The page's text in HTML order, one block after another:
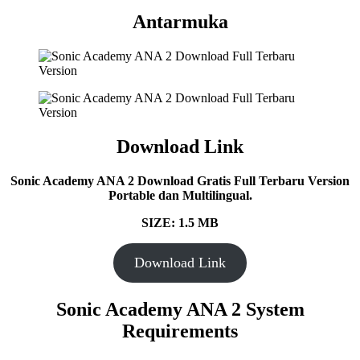
Antarmuka
Download Link
Sonic Academy ANA 2 Download Gratis Full Terbaru Version
Portable dan Multilingual.
SIZE: 1.5 MB
Download Link
Sonic Academy ANA 2 System
Requirements